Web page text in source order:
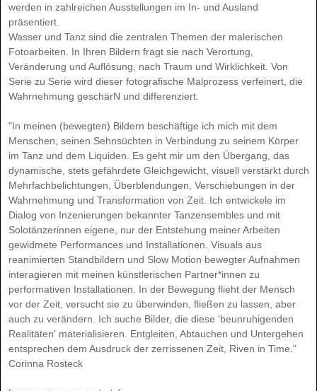
werden in zahlreichen Ausstellungen im In- und Ausland
präsentiert.
Wasser und Tanz sind die zentralen Themen der malerischen
Fotoarbeiten. In Ihren Bildern fragt sie nach Verortung,
Veränderung und Auflösung, nach Traum und Wirklichkeit. Von
Serie zu Serie wird dieser fotografische Malprozess verfeinert, die
Wahrnehmung geschärN und differenziert.
"In meinen (bewegten) Bildern beschäftige ich mich mit dem
Menschen, seinen Sehnsüchten in Verbindung zu seinem Körper
im Tanz und dem Liquiden. Es geht mir um den Übergang, das
dynamische, stets gefährdete Gleichgewicht, visuell verstärkt durch
Mehrfachbelichtungen, Überblendungen, Verschiebungen in der
Wahrnehmung und Transformation von Zeit. Ich entwickele im
Dialog von Inzenierungen bekannter Tanzensembles und mit
Solotänzerinnen eigene, nur der Entstehung meiner Arbeiten
gewidmete Performances und Installationen. Visuals aus
reanimierten Standbildern und Slow Motion bewegter Aufnahmen
interagieren mit meinen künstlerischen Partner*innen zu
performativen Installationen. In der Bewegung flieht der Mensch
vor der Zeit, versucht sie zu überwinden, fließen zu lassen, aber
auch zu verändern. Ich suche Bilder, die diese 'beunruhigenden
Realitäten' materialisieren. Entgleiten, Abtauchen und Untergehen
entsprechen dem Ausdruck der zerrissenen Zeit, Riven in Time."
Corinna Rosteck